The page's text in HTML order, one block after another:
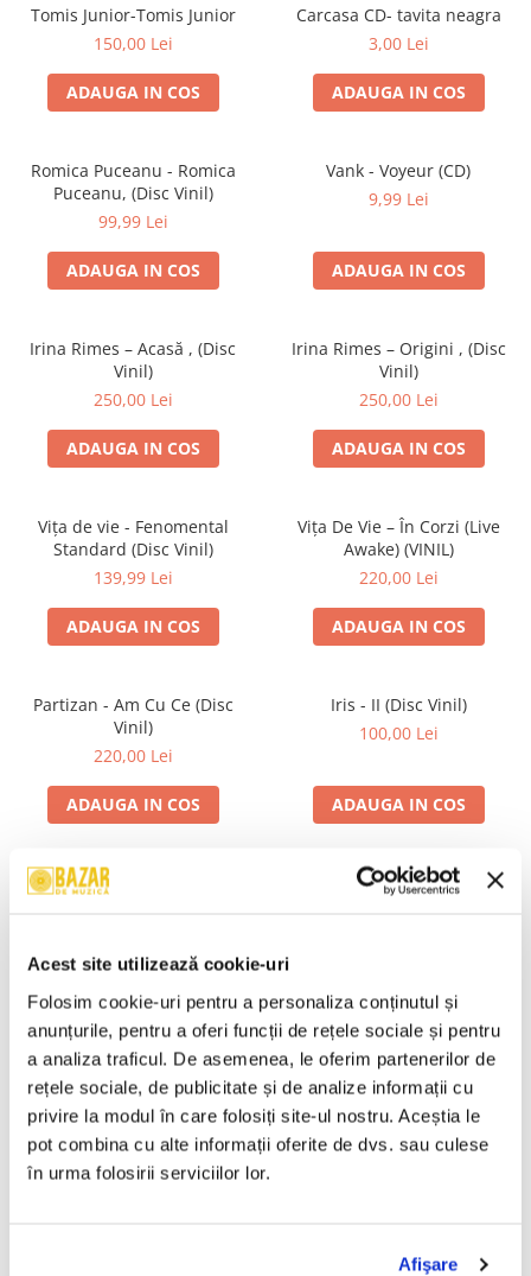
Acest site utilizează cookie-uri
Folosim cookie-uri pentru a personaliza conținutul și
anunțurile, pentru a oferi funcții de rețele sociale și pentru
a analiza traficul. De asemenea, le oferim partenerilor de
rețele sociale, de publicitate și de analize informații cu
privire la modul în care folosiți site-ul nostru. Aceștia le
pot combina cu alte informații oferite de dvs. sau culese
în urma folosirii serviciilor lor.
Afişare
Viniluri Românești
Colecția Electrecord
Tomis Junior-Tomis Junior
150,00 Lei
ADAUGA IN COS
Carcasa CD- tavita neagra
3,00 Lei
ADAUGA IN COS
Romica Puceanu - Romica
Puceanu, (Disc Vinil)
99,99 Lei
ADAUGA IN COS
Vank - Voyeur (CD)
9,99 Lei
ADAUGA IN COS
Irina Rimes – Acasă , (Disc
Vinil)
250,00 Lei
ADAUGA IN COS
Irina Rimes – Origini , (Disc
Vinil)
250,00 Lei
ADAUGA IN COS
Vița de vie - Fenomental
Standard (Disc Vinil)
139,99 Lei
ADAUGA IN COS
Vița De Vie – În Corzi (Live
Awake) (VINIL)
220,00 Lei
ADAUGA IN COS
Partizan - Am Cu Ce (Disc
Vinil)
220,00 Lei
ADAUGA IN COS
Iris - II (Disc Vinil)
100,00 Lei
ADAUGA IN COS
Alexandra Stan - Saxobeats
Unknown Artist - Povești ,
R.E.M. - Monster , (CD)
29,99 Lei
ADAUGA IN COS
Mădălina Manole - Dulce De
Tot, (CD)
99,99 Lei
DISC VINIL)